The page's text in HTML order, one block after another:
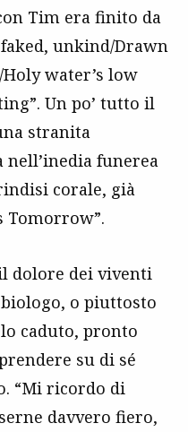
Tim era finito da
unkind/Drawn
water’s low
Un po’ tutto il
stranita
nell’inedia funerea
corale, già
Tomorrow”.
dolore dei viventi
o piuttosto
caduto, pronto
su di sé
“Mi ricordo di
davvero fiero,